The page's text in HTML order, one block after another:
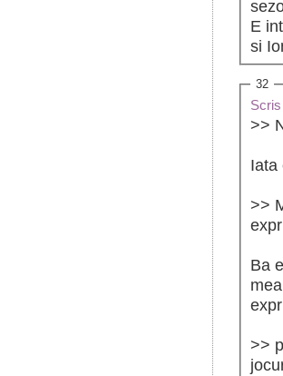
E
si
32
>>
Iata
>>
Ba
>>